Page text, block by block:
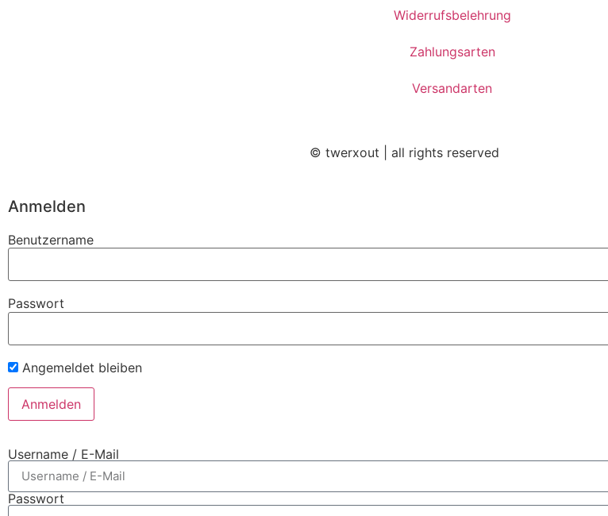
Widerrufsbelehrung
Zahlungsarten
Versandarten
© twerxout | all rights reserved
Anmelden
Benutzername
Passwort
Angemeldet bleiben
Username / E-Mail
Passwort